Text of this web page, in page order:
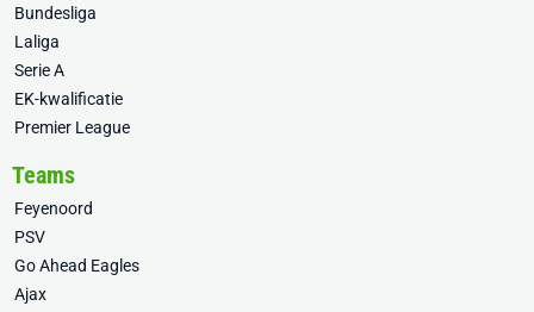
Bundesliga
Laliga
Serie A
EK-kwalificatie
Premier League
Teams
Feyenoord
PSV
Go Ahead Eagles
Ajax